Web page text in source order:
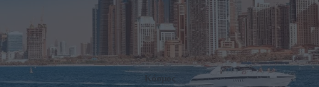
Κόσμος